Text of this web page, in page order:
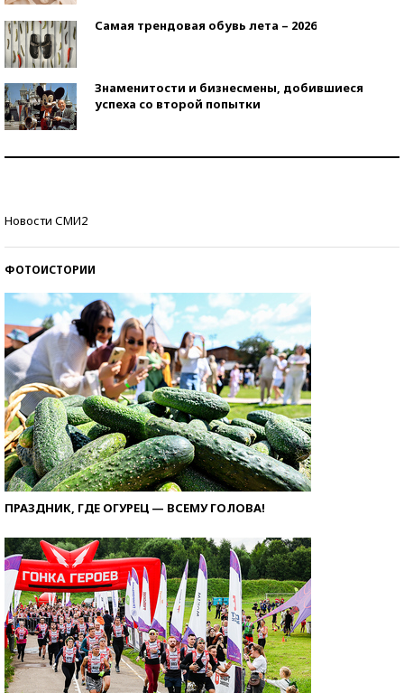
Самая трендовая обувь лета – 2026
Знаменитости и бизнесмены, добившиеся
успеха со второй попытки
Новости СМИ2
ФОТОИСТОРИИ
ПРАЗДНИК, ГДЕ ОГУРЕЦ — ВСЕМУ ГОЛОВА!